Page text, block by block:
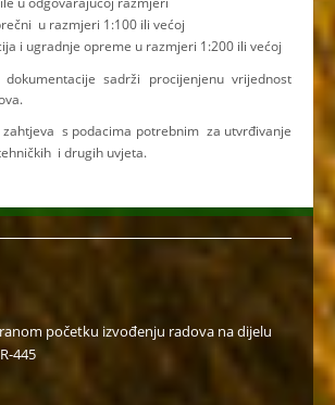
u razmjeri 1:100 ili većoj
i ugradnje opreme u razmjeri 1:200 ili većoj
sadrži procijenjenu vrijednost
zahtjeva s podacima potrebnim za utvrđivanje
i drugih uvjeta.
početku izvođenju radova na dijelu
445